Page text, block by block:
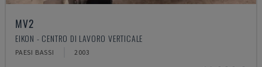
MV2
EIKON - CENTRO DI LAVORO VERTICALE
PAESI BASSI 2003